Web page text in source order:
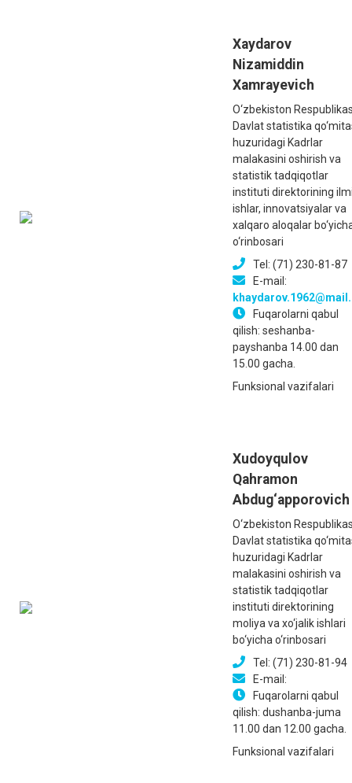
Xaydarov
Nizamiddin
Xamrayevich
O‘zbekiston
Davlat statistika
huzuridagi Kadrlar
malakasini oshirish va
statistik tadqiqotlar
instituti direktorining
ishlar, innovatsiyalar va
xalqaro aloqalar
o‘rinbosari
Tel: (71) 230-81-87
E-mail:
Fuqarolarni qabul
qilish: seshanba-
payshanba 14.00 dan
15.00 gacha.
Funksional vazifalari
Xudoyqulov
Qahramon
Abdug‘apporovich
O‘zbekiston
Davlat statistika
huzuridagi Kadrlar
malakasini oshirish va
statistik tadqiqotlar
instituti direktorining
moliya va xo‘jalik ishlari
bo‘yicha o‘rinbosari
Tel: (71) 230-81-94
E-mail:
Fuqarolarni qabul
qilish: dushanba-juma
11.00 dan 12.00 gacha.
Funksional vazifalari